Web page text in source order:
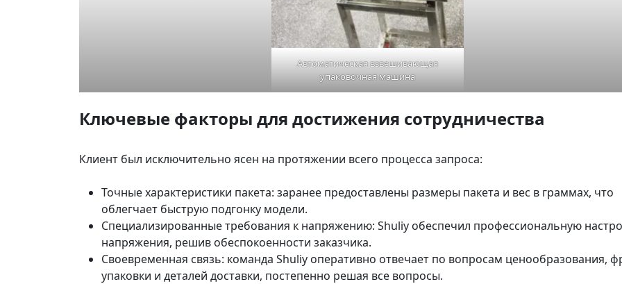
Автоматическая взвешивающая
упаковочная машина
Ключевые факторы для достижения сотрудничества
Клиент был исключительно ясен на протяжении всего процесса запроса:
Точные характеристики пакета: заранее предоставлены размеры пакета и вес в граммах, что
облегчает быструю подгонку модели.
Специализированные требования к напряжению: Shuliy обеспечил профессиональную
напряжения, решив обеспокоенности заказчика.
Своевременная связь: команда Shuliy оперативно отвечает по вопросам ценообразования,
упаковки и деталей доставки, постепенно решая все вопросы.